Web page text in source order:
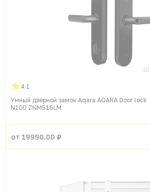
4.1
Умный дверной замок Aqara AQARA Door lock
N100 ZNMS16LM
от 19990.00 ₽